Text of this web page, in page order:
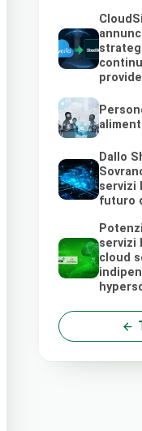
Dallo
servizi
futuro
servizi
cloud